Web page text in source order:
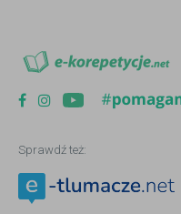
Sprawdź też: